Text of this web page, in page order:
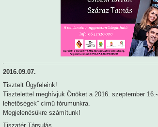
2016.09.07.
Tisztelt Ügyfeleink!
Tisztelettel meghívjuk Önöket a 2016. szeptember
lehetőségek” című fórumunkra.
Megjelenésükre számítunk!
Tiszatér Társulás